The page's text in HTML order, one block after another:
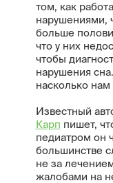
том, как
нарушениями,
больше
что у них
чтобы
нарушения
насколько
Известный
Карп пишет,
педиатром он
большинстве
не за
жалобами на